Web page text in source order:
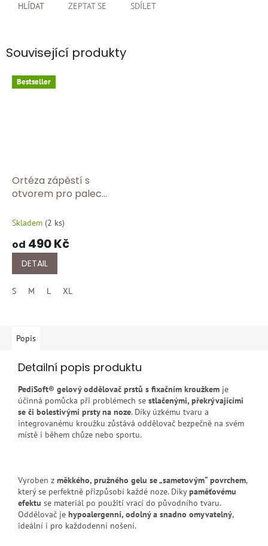
ZEPTAT SE
HLÍDAT SDÍLET
Související produkty
Bestseller
Ortéza zápěstí s
otvorem pro palec
Skladem (2 ks)
od 490 Kč
DETAIL
S M L XL
Popis
Detailní popis produktu
PediSoft® gelový oddělovač prstů s fixačním kroužkem je
účinná pomůcka při problémech se stlačenými, překrývajícími
se či bolestivými prsty na noze. Díky úzkému tvaru a
integrovanému kroužku zůstává oddělovač bezpečně na svém
místě i během chůze nebo sportu.
Vyroben z měkkého, pružného gelu se „sametovým“ povrchem,
který se perfektně přizpůsobí každé noze. Díkypaměťovému
efektu se materiál po použití vrací do původního tvaru.
Oddělovač je hypoalergenní, odolný a snadno omyvatelný,
ideální i pro každodenní nošení.